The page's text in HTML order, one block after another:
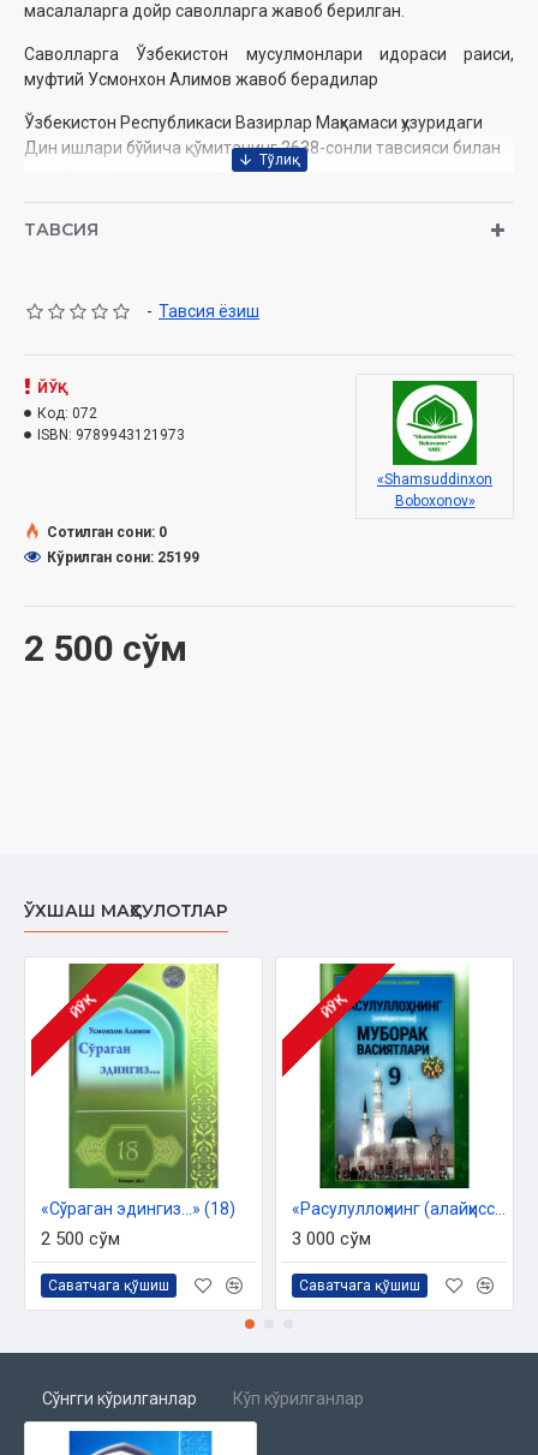
масалаларга дойр саволларга жавоб берилган.
Саволларга Ўзбекистон мусулмонлари идораси раиси,
муфтий Усмонхон Алимов жавоб берадилар
Ўзбекистон Республикаси Вазирлар Маҳкамаси ҳузуридаги
Дин ишлари бўйича қўмитанинг 2638-сонли тавсияси билан
Нашриёт: «Мовароуннаҳр» нашриёти
Ҳажми:
ISBN:978-9943-12-197-3
Муқоваси:
Ақида ва закотга доир масалалар
ТАВСИЯ
- Тавсия ёзиш
2 500 сўм
ЙЎҚ
Код: 072
ISBN: 9789943121973
«Shamsuddinxon
Boboxonov»
Сотилган сони: 0
Кўрилган сони: 25199
ЎХШАШ МАҲСУЛОТЛАР
ЙЎҚ
«Сўраган эдингиз...» (18)
2 500 сўм
Саватчага қўшиш
ЙЎҚ
3 000 сўм
Саватчага қўшиш
Сўнгги кўрилганлар Кўп кўрилганлар